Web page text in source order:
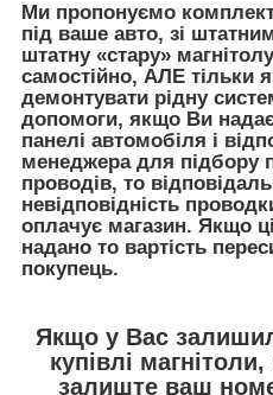
Ми пропонуємо
під ваше авто, зі
штатну «стару»
самостійно, АЛЕ тільки
демонтувати рідну
допомоги, якщо Ви
панелі автомобіля і
менеджера для підбору
проводів, то
невідповідність
оплачує магазин. Якщо
надано то вартість
покупець.
Якщо у Вас
купівлі
залиште ваш